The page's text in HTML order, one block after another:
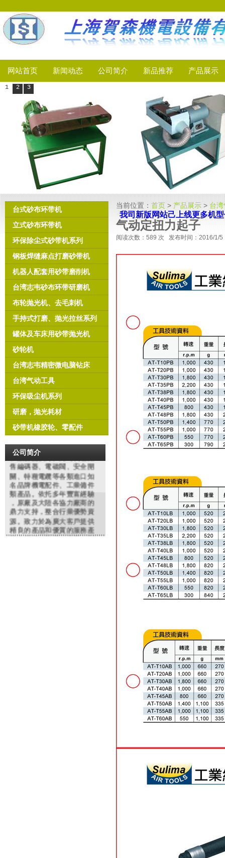
网站首页 新闻动态 公司简介 新品推荐 产品展示
1 2 3
台式砂布环带机
立式砂布环带机
环保除尘式砂带机系列
钢板焊缝麻点打磨砂带机
机器人配套用砂带磨削机
台湾志韦砂布环带研磨机
布轮抛光机、去毛刺机
手持式打磨、抛光拉丝系列
罐体及车床用砂带抛光机
砂轮机
台湾志韦精密微电脑钻床
台湾气动工具
环保吸尘机系列
研磨，抛光耗材
砂带机橡胶轮、零配件
公司简介
上海賀森機電設備有限公司
位於上海市松江區，為專業
砂帶研磨、拋光機械及耗材
、精密微電腦鑽床、攻牙機
等工具機研發、生產、銷售
和服務提供商。同時代理銷
售編碼器、電磁閥、安全開
關、特種電纜等各類進口知
名品牌機電配件、工業備件
類產品。依托多年豐富經驗
，原廠及大陸各協力廠商的
鼎力支持，整合行業優勢資
源。致力於為廣大客戶提供
精良的產品和優質的服務產
品在鋼鐵、紡織、化工、制
当前位置： 首页 > 产品展示 > 台
气动定扭力起子
阅读次数： 589 次 发布时间：2016/1/5
我司新版网站己上线更多机型信